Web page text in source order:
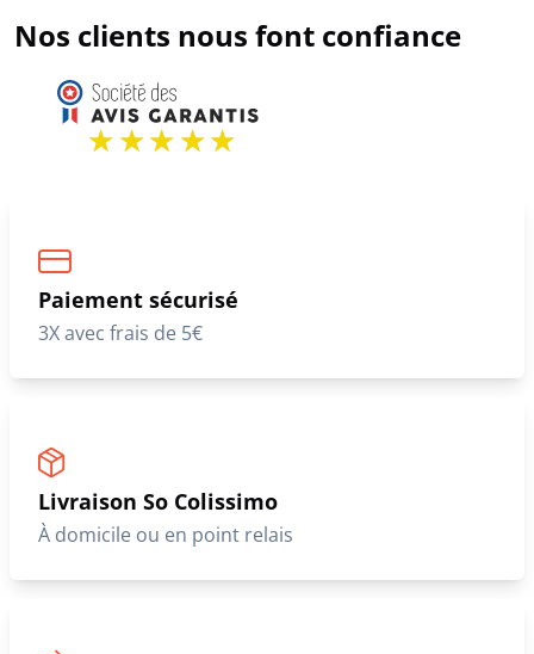
Nos clients nous font confiance
Paiement sécurisé
3X avec frais de 5€
Livraison So Colissimo
À domicile ou en point relais